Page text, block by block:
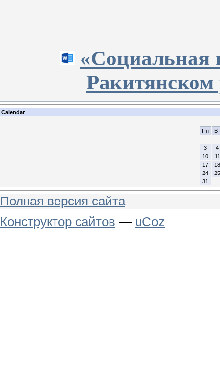
«Социальная
Ракитянском
Calendar
Пн
Вт
3
4
10
11
17
18
24
25
31
Полная версия сайта
Конструктор сайтов — uCoz